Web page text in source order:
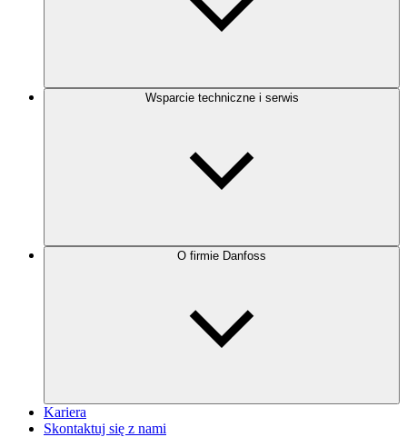
Wsparcie techniczne i serwis
O firmie Danfoss
Kariera
Skontaktuj się z nami